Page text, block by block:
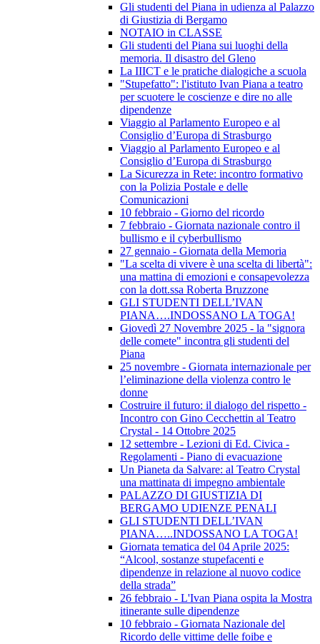
Gli studenti del Piana in udienza al Palazzo
di Giustizia di Bergamo
NOTAIO in CLASSE
Gli studenti del Piana sui luoghi della
memoria. Il disastro del Gleno
La IIICT e le pratiche dialogiche a scuola
"Stupefatto": l'istituto Ivan Piana a teatro
per scuotere le coscienze e dire no alle
dipendenze
Viaggio al Parlamento Europeo e al
Consiglio d’Europa di Strasburgo
Viaggio al Parlamento Europeo e al
Consiglio d’Europa di Strasburgo
La Sicurezza in Rete: incontro formativo
con la Polizia Postale e delle
Comunicazioni
10 febbraio - Giorno del ricordo
7 febbraio - Giornata nazionale contro il
bullismo e il cyberbullismo
27 gennaio - Giornata della Memoria
"La scelta di vivere è una scelta di libertà":
una mattina di emozioni e consapevolezza
con la dott.ssa Roberta Bruzzone
GLI STUDENTI DELL’IVAN
PIANA….INDOSSANO LA TOGA!
Giovedì 27 Novembre 2025 - la "signora
delle comete" incontra gli studenti del
Piana
25 novembre - Giornata internazionale per
l’eliminazione della violenza contro le
donne
Costruire il futuro: il dialogo del rispetto -
Incontro con Gino Cecchettin al Teatro
Crystal - 14 Ottobre 2025
12 settembre - Lezioni di Ed. Civica -
Regolamenti - Piano di evacuazione
Un Pianeta da Salvare: al Teatro Crystal
una mattinata di impegno ambientale
PALAZZO DI GIUSTIZIA DI
BERGAMO UDIENZE PENALI
GLI STUDENTI DELL’IVAN
PIANA…..INDOSSANO LA TOGA!
Giornata tematica del 04 Aprile 2025:
“Alcool, sostanze stupefacenti e
dipendenze in relazione al nuovo codice
della strada”
26 febbraio - L'Ivan Piana ospita la Mostra
itinerante sulle dipendenze
10 febbraio - Giornata Nazionale del
Ricordo delle vittime delle foibe e